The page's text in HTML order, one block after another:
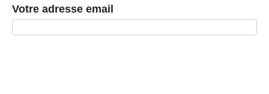
Votre adresse email